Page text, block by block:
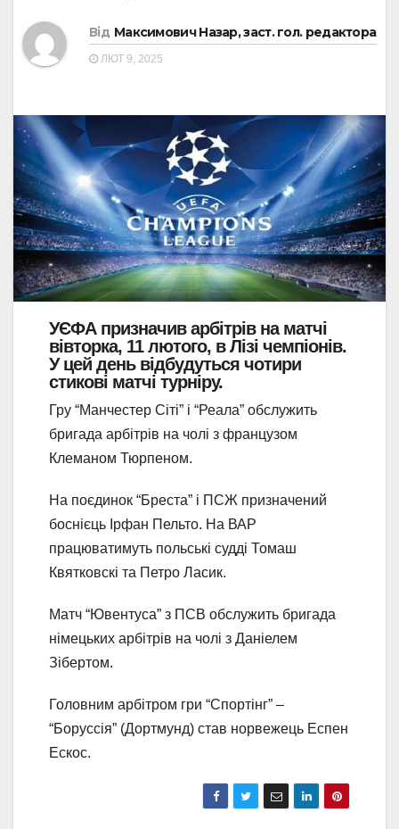
Від Максимович Назар, заст. гол. редактора
ЛЮТ 9, 2025
УЄФА призначив арбітрів на матчі
вівторка, 11 лютого, в Лізі чемпіонів.
У цей день відбудуться чотири
стикові матчі турніру.
Гру “Манчестер Сіті” і “Реала” обслужить
бригада арбітрів на чолі з французом
Клеманом Тюрпеном.
На поєдинок “Бреста” і ПСЖ призначений
боснієць Ірфан Пельто. На ВАР
працюватимуть польські судді Томаш
Квятковскі та Петро Ласик.
Матч “Ювентуса” з ПСВ обслужить бригада
німецьких арбітрів на чолі з Даніелем
Зібертом.
Головним арбітром гри “Спортінг” –
“Боруссія” (Дортмунд) став норвежець Еспен
Ескос.